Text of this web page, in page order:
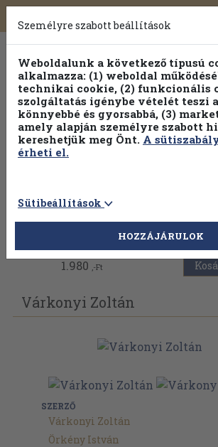
Toggle
navigation
Vissza az előző oldalra
1.980 ,-Ft
Várkonyi Zoltán
SZERZŐ
Várkonyi Zoltán
Örkény István
Személyre szabott beállítások
Weboldalunk a következő típusú
alkalmazza: (1) weboldal
technikai cookie, (2) funkcionális
szolgáltatás igénybe vételét teszi
könnyebbé és gyorsabbá, (3)
amely alapján személyre szabott
kereshetjük meg Önt. A
érheti el.
Sütibeállítások
HOZZÁJÁRULOK